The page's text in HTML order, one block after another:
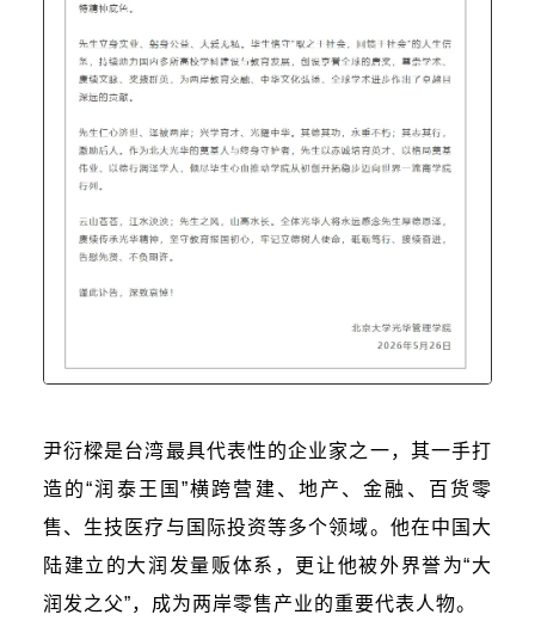
尹衍樑是台湾最具代表性的企业家之一，其一手打
造的“润泰王国”横跨营建、地产、金融、百货零
售、生技医疗与国际投资等多个领域。他在中国大
陆建立的大润发量贩体系，更让他被外界誉为“大
润发之父”，成为两岸零售产业的重要代表人物。